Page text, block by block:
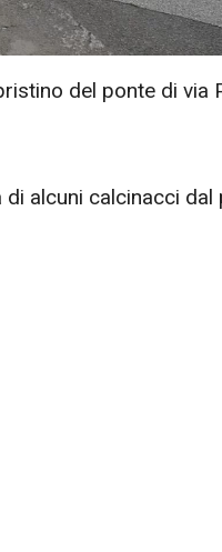
del ponte di via
alcuni calcinacci dal